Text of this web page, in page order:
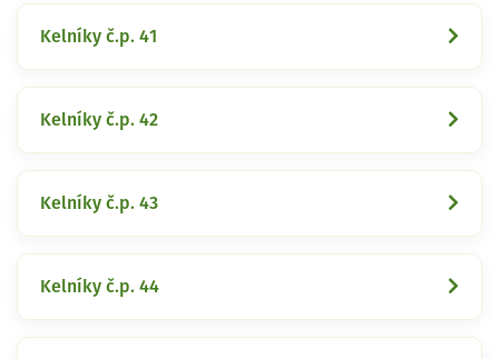
Kelníky č.p. 41
Kelníky č.p. 42
Kelníky č.p. 43
Kelníky č.p. 44